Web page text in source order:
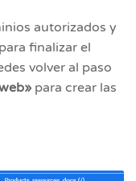
autorizados y
finalizar el
volver al paso
para crear las